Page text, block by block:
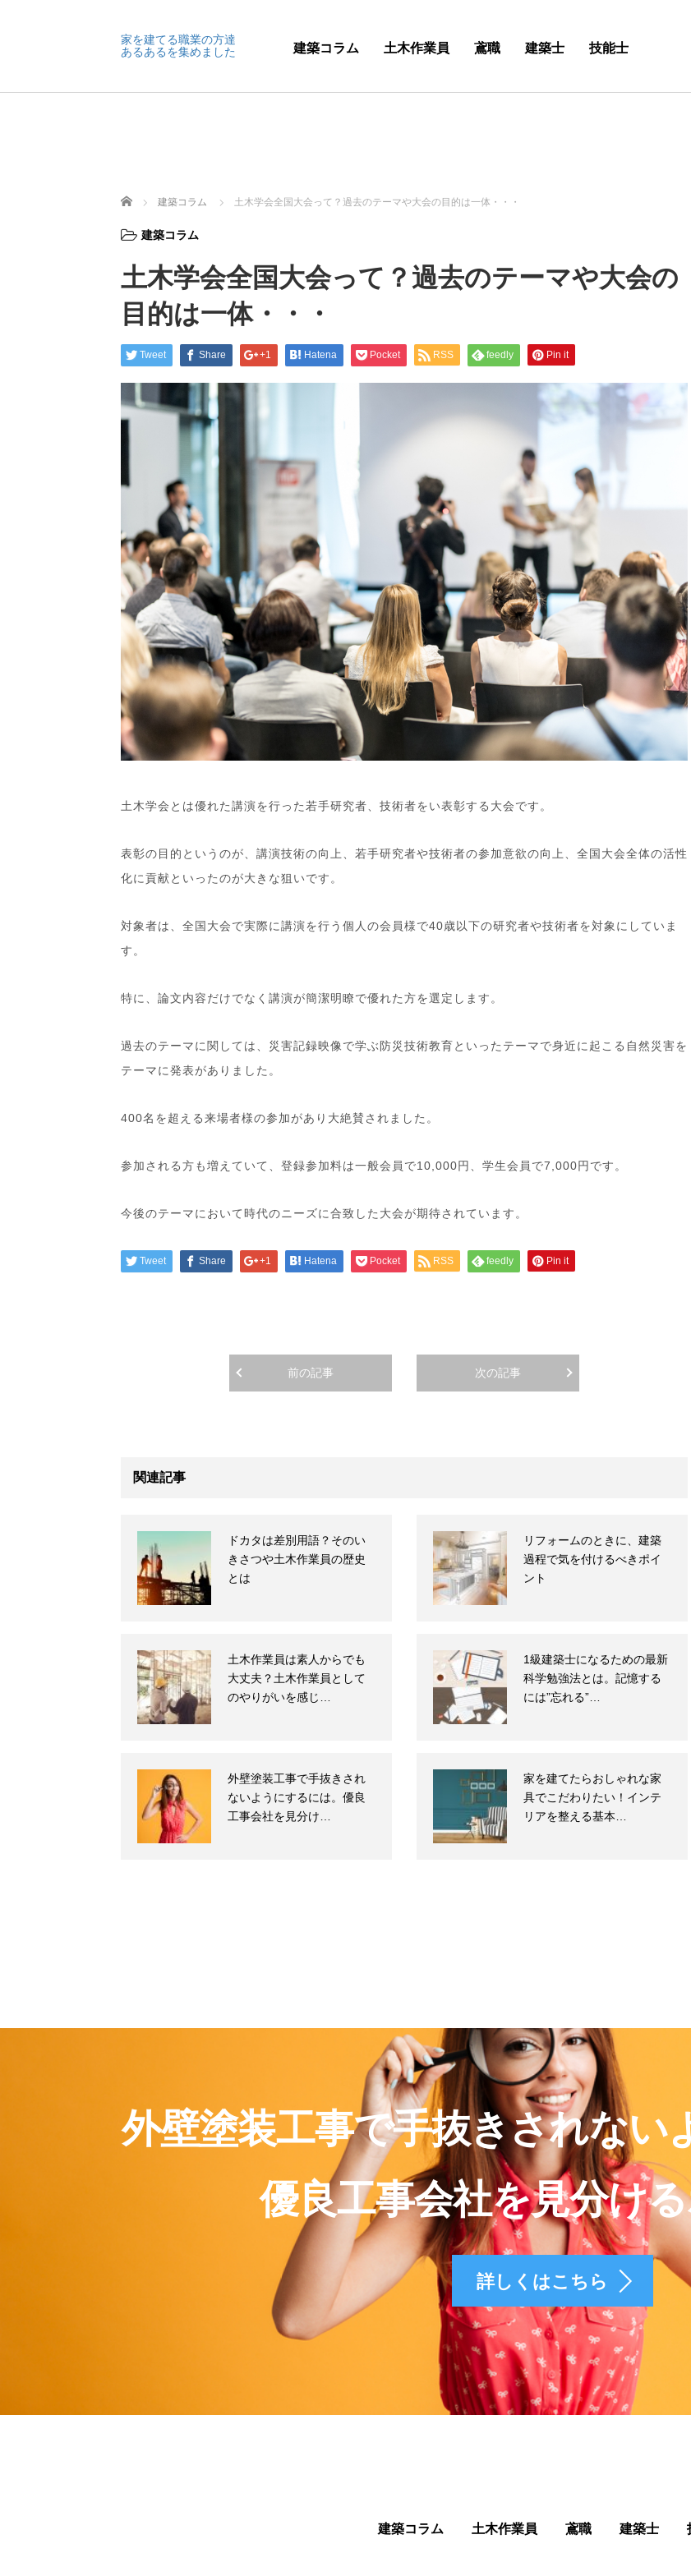
家を建てる職業の方達
あるあるを集めました
建築コラム 土木作業員 鳶職 建築士 技能士
ホーム 建築コラム 土木学会全国大会って？過去のテーマや大会の目的は一体・・・
建築コラム
土木学会全国大会って？過去のテーマや大会の
目的は一体・・・
Tweet Share +1 Hatena Pocket RSS feedly Pin it
土木学会とは優れた講演を行った若手研究者、技術者をい表彰する大会です。
表彰の目的というのが、講演技術の向上、若手研究者や技術者の参加意欲の向上、全国大会全体の活性
化に貢献といったのが大きな狙いです。
対象者は、全国大会で実際に講演を行う個人の会員様で40歳以下の研究者や技術者を対象にしていま
す。
特に、論文内容だけでなく講演が簡潔明瞭で優れた方を選定します。
過去のテーマに関しては、災害記録映像で学ぶ防災技術教育といったテーマで身近に起こる自然災害を
テーマに発表がありました。
400名を超える来場者様の参加があり大絶賛されました。
参加される方も増えていて、登録参加料は一般会員で10,000円、学生会員で7,000円です。
今後のテーマにおいて時代のニーズに合致した大会が期待されています。
Tweet Share +1 Hatena Pocket RSS feedly Pin it
前の記事 次の記事
関連記事
ドカタは差別用語？そのい
きさつや土木作業員の歴史
とは
リフォームのときに、建築
過程で気を付けるべきポイ
ント
土木作業員は素人からでも
大丈夫？土木作業員として
のやりがいを感じ…
1級建築士になるための最新
科学勉強法とは。記憶する
には”忘れる”…
外壁塗装工事で手抜きされ
ないようにするには。優良
工事会社を見分け…
家を建てたらおしゃれな家
具でこだわりたい！インテ
リアを整える基本…
外壁塗装工事で手抜きされない
優良工事会社を見分け
詳しくはこちら
建築コラム 土木作業員 鳶職 建築士